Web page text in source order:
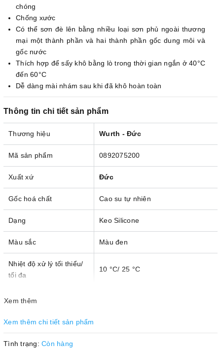
chóng
Chống xước
Có thể sơn đè lên bằng nhiều loại sơn phủ ngoài thương
mại một thành phần và hai thành phần gốc dung môi và
gốc nước
Thích hợp để sấy khô bằng lò trong thời gian ngắn ở 40°C
đến 60°C
Dễ dàng mài nhám sau khi đã khô hoàn toàn
Thông tin chi tiết sản phẩm
Thương hiệu Wurth - Đức
Mã sản phẩm 0892075200
Xuất xứ Đức
Gốc hoá chất Cao su tự nhiên
Dạng Keo Silicone
Màu sắc Màu đen
Nhiệt độ xử lý tối thiểu/
tối đa
10 °C/ 25 °C
Áp suất tối đa/ tối thiểu
Khoảng cách phun tối
Xem thêm
Xem thêm chi tiết sản phẩm
Tình trạng: Còn hàng